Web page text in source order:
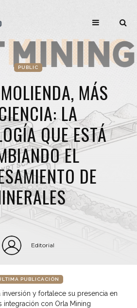
PUBLIC
MÁS
LA
QUE ESTÁ
EL
DE
Editorial
PUBLICACIÓN
inversión y fortalece su presencia en
integración con Orla Mining